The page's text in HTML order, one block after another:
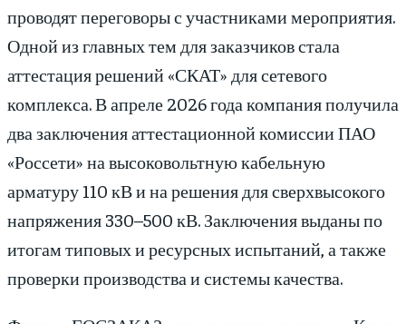
проводят переговоры с участниками мероприятия.
Одной из главных тем для заказчиков стала
аттестация решений «СКАТ» для сетевого
комплекса. В апреле 2026 года компания получила
два заключения аттестационной комиссии ПАО
«Россети» на высоковольтную кабельную
арматуру 110 кВ и на решения для сверхвысокого
напряжения 330–500 кВ. Заключения выданы по
итогам типовых и ресурсных испытаний, а также
проверки производства и системы качества.